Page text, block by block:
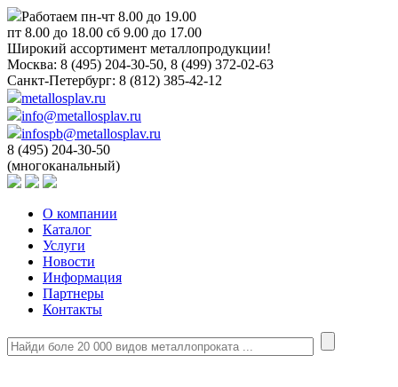
Работаем пн-чт 8.00 до 19.00
пт 8.00 до 18.00 сб 9.00 до 17.00
Широкий ассортимент металлопродукции!
Москва: 8 (495) 204-30-50, 8 (499) 372-02-63
Санкт-Петербург: 8 (812) 385-42-12
metallosplav.ru
info@metallosplav.ru
infospb@metallosplav.ru
8 (495) 204-30-50
(многоканальный)
О компании
Каталог
Услуги
Новости
Информация
Партнеры
Контакты